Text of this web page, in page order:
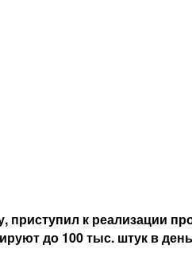
приступил к реализации
до 100 тыс. штук в